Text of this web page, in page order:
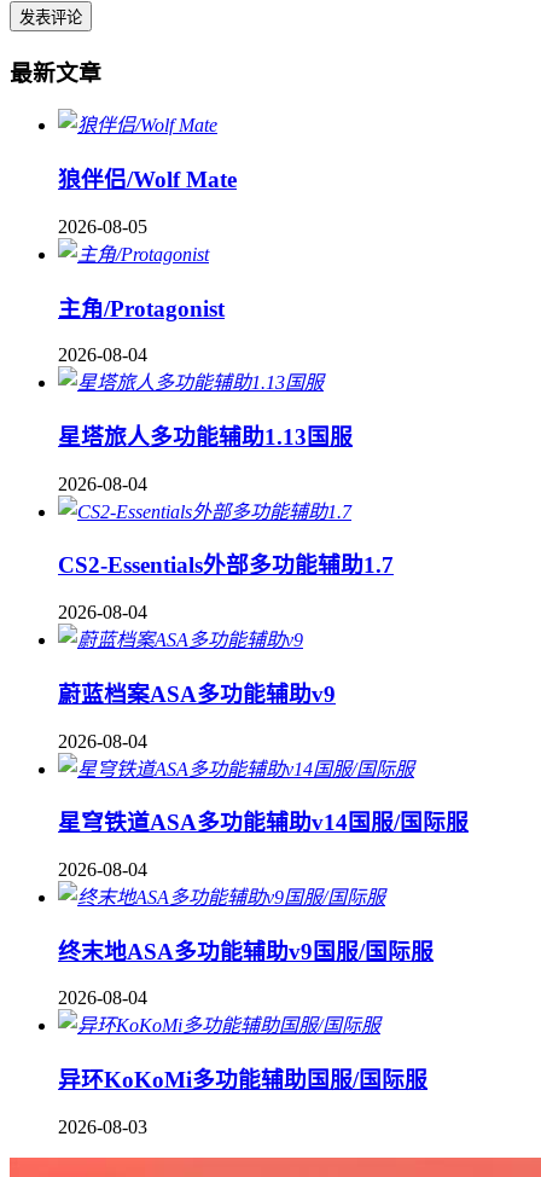
最新文章
狼伴侣/Wolf Mate
2026-08-05
主角/Protagonist
2026-08-04
星塔旅人多功能辅助1.13国服
2026-08-04
CS2-Essentials外部多功能辅助1.7
2026-08-04
蔚蓝档案ASA多功能辅助v9
2026-08-04
星穹铁道ASA多功能辅助v14国服/国际服
2026-08-04
终末地ASA多功能辅助v9国服/国际服
2026-08-04
异环KoKoMi多功能辅助国服/国际服
2026-08-03